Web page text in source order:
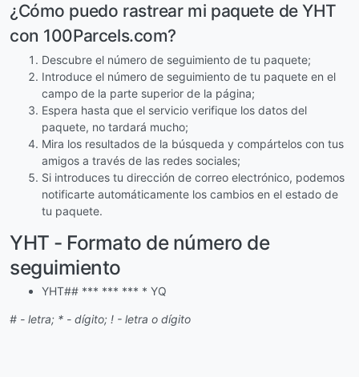
¿Cómo puedo rastrear mi paquete de YHT
con 100Parcels.com?
Descubre el número de seguimiento de tu paquete;
Introduce el número de seguimiento de tu paquete en el
campo de la parte superior de la página;
Espera hasta que el servicio verifique los datos del
paquete, no tardará mucho;
Mira los resultados de la búsqueda y compártelos con tus
amigos a través de las redes sociales;
Si introduces tu dirección de correo electrónico, podemos
notificarte automáticamente los cambios en el estado de
tu paquete.
YHT - Formato de número de
seguimiento
YHT## *** *** *** * YQ
# - letra; * - dígito; ! - letra o dígito